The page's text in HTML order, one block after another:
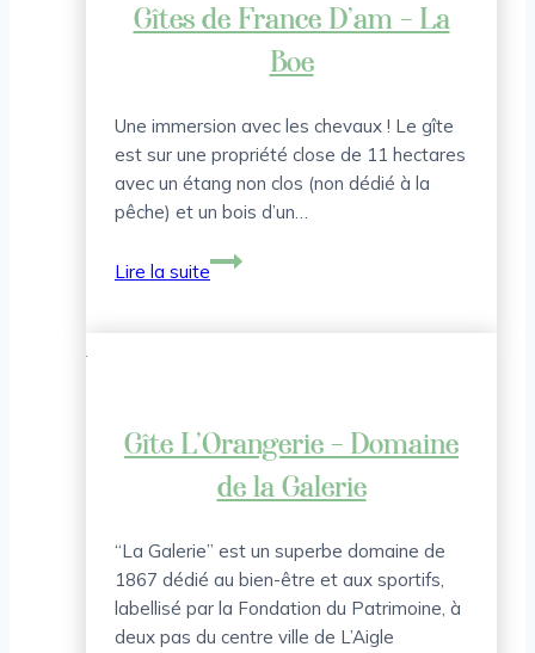
Gîtes de France D’am – La
Boe
Une immersion avec les chevaux ! Le gîte
est sur une propriété close de 11 hectares
avec un étang non clos (non dédié à la
pêche) et un bois d’un…
Lire la suite
Gîtes
de
Boe
Gîte L’Orangerie – Domaine
de la Galerie
“La Galerie” est un superbe domaine de
1867 dédié au bien-être et aux sportifs,
labellisé par la Fondation du Patrimoine, à
deux pas du centre ville de L’Aigle